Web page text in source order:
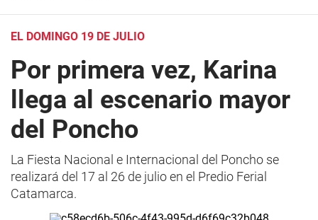
EL DOMINGO 19 DE JULIO
Por primera vez, Karina
llega al escenario mayor
del Poncho
La Fiesta Nacional e Internacional del Poncho se
realizará del 17 al 26 de julio en el Predio Ferial
Catamarca.